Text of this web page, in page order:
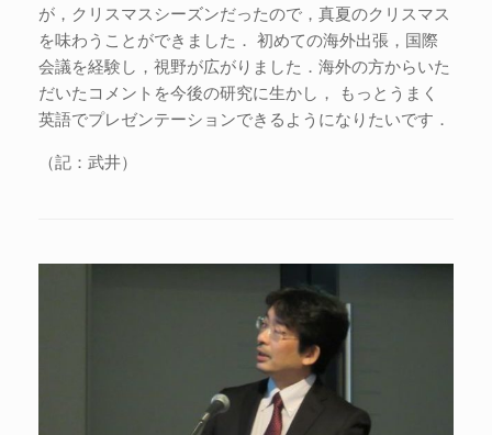
が，クリスマスシーズンだったので，真夏のクリスマス
を味わうことができました． 初めての海外出張，国際
会議を経験し，視野が広がりました．海外の方からいた
だいたコメントを今後の研究に生かし， もっとうまく
英語でプレゼンテーションできるようになりたいです．
（記：武井）